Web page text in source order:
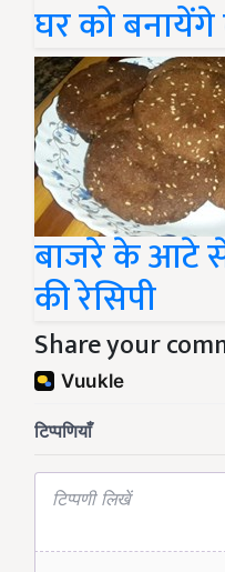
घर को
बाजरे के आटे
की रेसिपी
Share your